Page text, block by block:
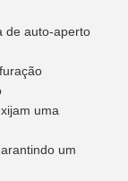
de auto-aperto
uma
um